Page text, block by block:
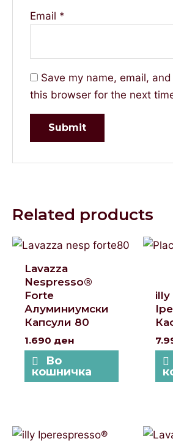
Email *
Save my name, email,
this browser for the next
Related products
Lavazza
Nespresso®
Forte
Алуминиумски
Капсули 80
1.690 ден
Во
кошничка
illy